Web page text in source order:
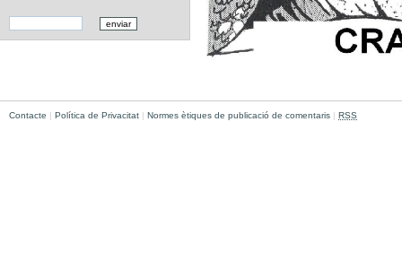
Contacte | Política de Privacitat | Normes ètiques de publicació de comentaris | RSS